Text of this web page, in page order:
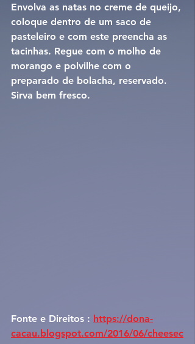
Envolva as natas no creme de queijo,
coloque dentro de um saco de
pasteleiro e com este preencha as
tacinhas. Regue com o molho de
morango e polvilhe com o
preparado de bolacha, reservado.
Sirva bem fresco.
Fonte e Direitos : https://dona-
cacau.blogspot.com/2016/06/cheesec